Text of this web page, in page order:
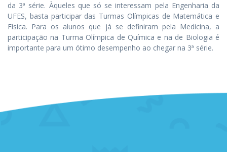
da 3ª série. Àqueles que só se interessam pela Engenharia da
UFES, basta participar das Turmas Olímpicas de Matemática e
Física. Para os alunos que já se definiram pela Medicina, a
participação na Turma Olímpica de Química e na de Biologia é
importante para um ótimo desempenho ao chegar na 3ª série.